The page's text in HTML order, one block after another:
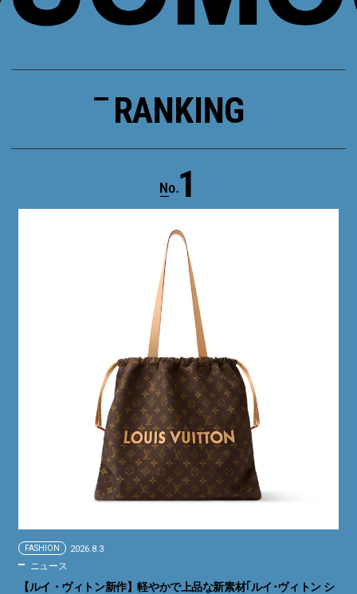
RANKING
1
FASHION 2026.8.3
ニュース
【ルイ・ヴィトン新作】軽やかで上品な新素材｢ルイ･ヴィトン シ